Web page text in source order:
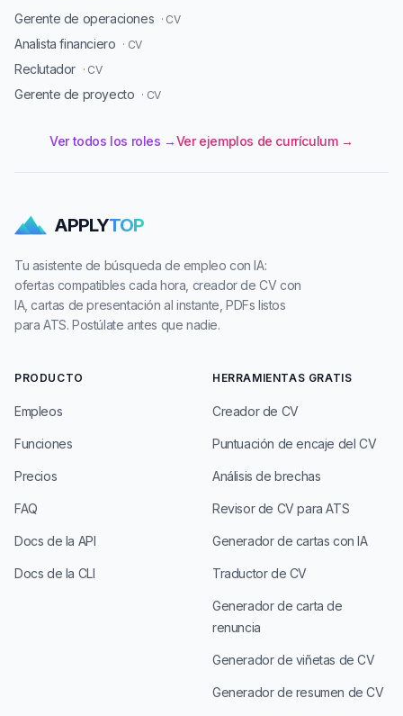
Gerente de operaciones · CV
Analista financiero · CV
Reclutador · CV
Gerente de proyecto · CV
Ver todos los roles →Ver ejemplos de currículum →
APPLYTOP
Tu asistente de búsqueda de empleo con IA:
ofertas compatibles cada hora, creador de CV con
IA, cartas de presentación al instante, PDFs listos
para ATS. Postúlate antes que nadie.
PRODUCTO
Empleos
Funciones
Precios
FAQ
Docs de la API
Docs de la CLI
HERRAMIENTAS GRATIS
Creador de CV
Puntuación de encaje del CV
Análisis de brechas
Revisor de CV para ATS
Generador de cartas con IA
Traductor de CV
Generador de carta de
renuncia
Generador de viñetas de CV
Generador de resumen de CV